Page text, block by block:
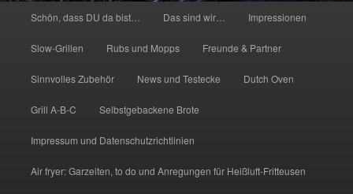
Schön, dass DU da bist… Das sind wir… Impressionen
Slow-Grillen Rubs und Mopps Freunde & Partner
Sinnvolles Zubehör News und Testecke Dutch Oven
Grill A-B-C Selbstgebackene Brote
Impressum und Datenschutzrichtlinien
Air fryer: Garzeiten, to do und Anregungen für Heißluft-Fritteusen